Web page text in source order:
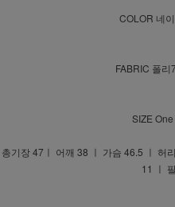
COLOR 네
FABRIC 폴
SIZE
총기장 47ㅣ 어깨 38 ㅣ 가슴 46.5 ㅣ 허
11 ㅣ